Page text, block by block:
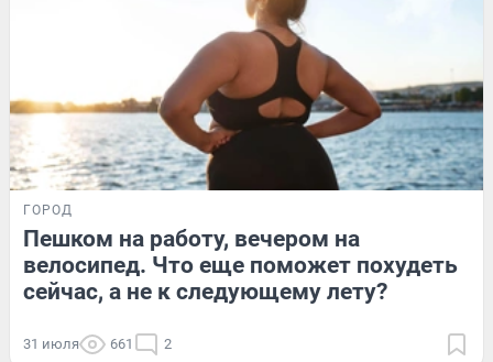
ГОРОД
Пешком на работу, вечером на
велосипед. Что еще поможет похудеть
сейчас, а не к следующему лету?
31 июля 661 2